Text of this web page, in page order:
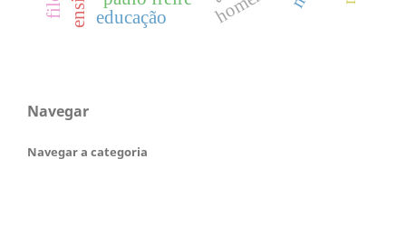
educação
Navegar
Navegar a categoria